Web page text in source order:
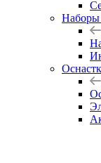
Наборы